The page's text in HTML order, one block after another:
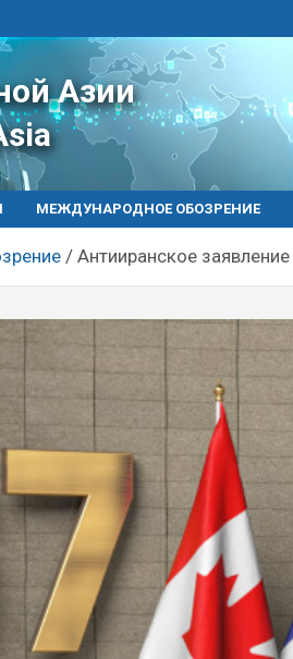
Азии
МЕЖДУНАРОДНОЕ ОБОЗРЕНИЕ
Антииранское